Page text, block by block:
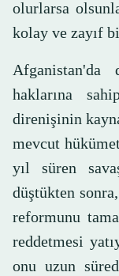
olurlarsa
kolay ve zayıf
haklarına
direnişinin
mevcut
yıl süren
düştükten
reformunu
reddetmesi
onu uzun